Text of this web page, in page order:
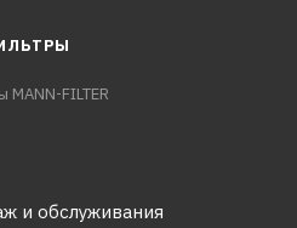
MANN-FILTER
и обслуживания